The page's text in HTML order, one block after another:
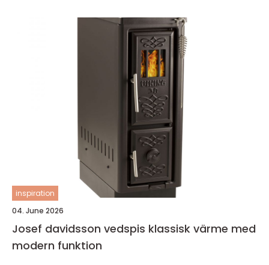
inspiration
04. June 2026
Josef davidsson vedspis klassisk värme med
modern funktion